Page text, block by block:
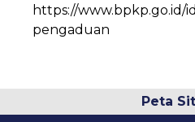
https://www.bpkp.go.id/
pengaduan
Peta